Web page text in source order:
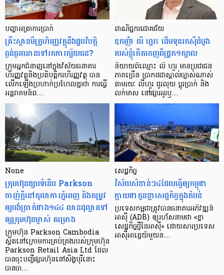
បញ្ហា​អត្រា​ការប្រាក់
គ្រឹះស្ថាន​មីក្រូ​ហិរញ្ញវត្ថុ​នឹង​ជួប​វិបត្តិ​
ធ្ងន់ធ្ងរ​ឈាន​ទៅ​រក​ការ​ក្ស័យធន?
ក្រុម​អ្នក​ជំនាញ​នៅ​ក្នុង​វិស័យ​ធនាគារ
ហិរញ្ញវត្ថុ​និង​ប្រតិបត្តិករ​ហិរញ្ញ​វត្ថុ បាន​​
លើក​ឡើង​ប្រហាក់​ប្រហែល​គ្នា​ថា ការ​ធ្វើ​
អន្តរាគមន៍​ព…
ពាណិជ្ជករជោគជ័យ
ឧកញ៉ា លី ហួរ៖ ដើមទុនរកស៊ីដំបូង
របស់ខ្ញុំកើតចេញពីជ្រូក១ក្បាល
និយាយ​ពី​ឈ្មោះ លី ហួរ មាន​ប្រជាជន​
ភាគ​ច្រើន ប្រាកដ​ជា​ស្គាល់​ច្បាស់​ណាស់
តាមរយៈ លីហួរ ដូរ​លុយ ប្តូរ​បា្រក់ និង​
លក់​មាស នៅ​ផ្សារ​អូរ​ឫ…
None
ក្រុមហ៊ុនផ្សារទំនើប Parkson
ចាញ់ក្ដីនៅតុលាការភ្នំពេញ និងតម្រូវ
ឲ្យបង់ប្រាក់ជាង១៤៤ លានដុល្លារទៅ
ឲ្យក្រុមហ៊ុនម្ចាស់ គម្រោង
ក្រុមហ៊ុន Parkson Cambodia
ស្ថិតនៅក្រោមការគ្រប់គ្រងរបស់ក្រុមហ៊ុន
Parkson Retail Asia Ltd ដែល
បានចុះបញ្ចីផ្សារហ៊ុននៅសិង្ហបុរីនោះ
បានចា…
សេដ្ឋកិច្ច​
វិស័យ​សំខាន់ៗ​៤​ដែល​ធ្វើ​ឲ្យ​កម្ពុជា​
ក្លាយ​ជា​កូន​ខ្លា​សេដ្ឋកិច្ច​ក្នុង​តំបន់
ប្រទេស​កម្ពុជា​ត្រូវ​បាន​ធនាគារ​អភិវឌ្ឍន៍​
អាស៊ី (ADB) ឲ្យ​រហ័ស​នាមថា «ខ្លា​
សេដ្ឋកិច្ច​ថ្មី​នៃ​អាស៊ី» ដោយសារ​ប្រទេស​
អាស៊ី​អាគ្នេយ៍​មួយ​ន…